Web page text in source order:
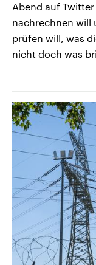
Abend auf Twitter
nachrechnen will
prüfen will, was
nicht doch was